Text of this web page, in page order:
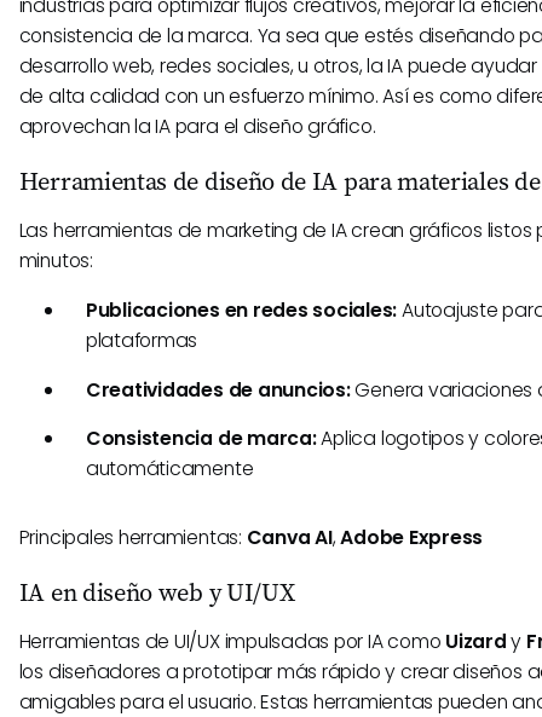
consistencia de la marca. Ya sea que estés diseñando
desarrollo web, redes sociales, u otros, la IA puede
de alta calidad con un esfuerzo mínimo. Así es como
aprovechan la IA para el diseño gráfico.
Herramientas de diseño de IA para materiales
Las herramientas de marketing de IA crean gráficos
minutos:
Publicaciones en redes sociales:Autoajuste
plataformas
Creatividades de anuncios:Genera variaciones
Consistencia de marca:Aplica logotipos y
automáticamente
Principales herramientas: Canva AI,Adobe Express
IA en diseño web y UI/UX
Herramientas de UI/UX impulsadas por IA como Uizardy
los diseñadores a prototipar más rápido y crear diseños
amigables para el usuario. Estas herramientas pueden